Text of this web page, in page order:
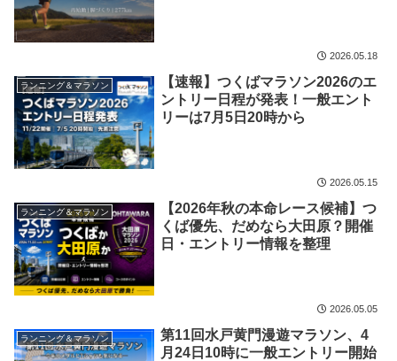
2026.05.18
ランニング＆マラソン
【速報】つくばマラソン2026のエ
ントリー日程が発表！一般エント
リーは7月5日20時から
2026.05.15
ランニング＆マラソン
【2026年秋の本命レース候補】つ
くば優先、だめなら大田原？開催
日・エントリー情報を整理
2026.05.05
ランニング＆マラソン
第11回水戸黄門漫遊マラソン、4
月24日10時に一般エントリー開始